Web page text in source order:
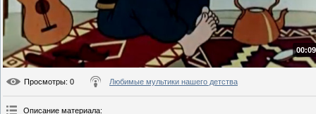
Просмотры: 0 Любимые мультики нашего детства
Описание материала: